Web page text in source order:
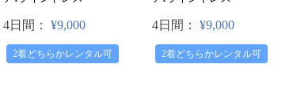
4日間： ¥9,000
2着どちらかレンタル可
4日間： ¥9,000
2着どちらかレンタル可